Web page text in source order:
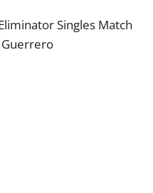
Singles Match
Guerrero